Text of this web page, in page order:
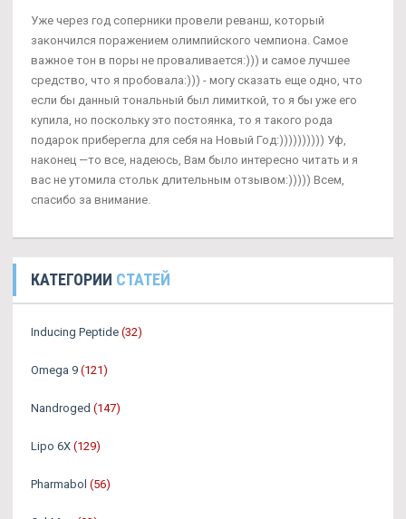
Уже через год соперники провели реванш, который
закончился поражением олимпийского чемпиона. Самое
важное тон в поры не проваливается:))) и самое лучшее
средство, что я пробовала:))) - могу сказать еще одно, что
если бы данный тональный был лимиткой, то я бы уже его
купила, но поскольку это постоянка, то я такого рода
подарок приберегла для себя на Новый Год:)))))))))) Уф,
наконец —то все, надеюсь, Вам было интересно читать и я
вас не утомила стольк длительным отзывом:))))) Всем,
спасибо за внимание.
КАТЕГОРИИ СТАТЕЙ
Inducing Peptide (32)
Omega 9 (121)
Nandroged (147)
Lipo 6X (129)
Pharmabol (56)